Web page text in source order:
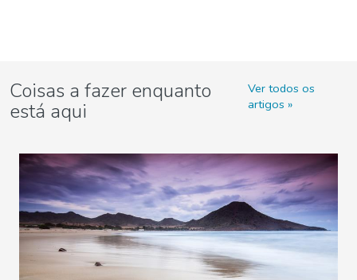
Coisas a fazer enquanto
está aqui
Ver todos os
artigos